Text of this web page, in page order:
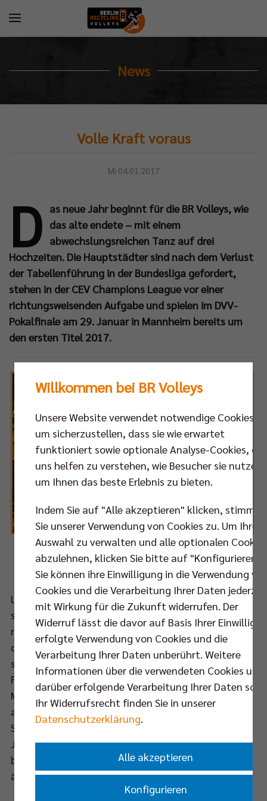
News
Volle Kraft voraus
Mi 04.01.2017
D as neue Jahr beginnt für die BR Volleys, wie
das alte endete – mit einem
abwechslungsreichen Tanz auf drei
Hochzeiten. Die Hauptstädter sind nach dem Verlust
der Tabellenführung in der Bundesliga gefordert,
stehen in der CEV Champions League vor einer
richtungsweisenden Aufgabe und spielen im DVV-
Pokalfinale am 29. Januar in Mannheim bereits um
den ersten Titel 2017.
Foto: Eckhard Herfet
Lange Zeit grüßten Kapitän Robert Kromm und
seine Mannschaft von der Bundesligaspitze,
rutschten aber nach den Weihnachtsfeiertagen auf
den dritten Rang ab. Während die Hauptstädter
spielfrei waren, zogen sowohl der VfB
Friedrichshafen als auch die United Volleys Rhein-
Main mit nun jeweils einem Spiel mehr in der Tabelle
am Titelverteidiger vorbei. Um den Platz an der
Sonne zurück zu erobern, wäre ein erfolgreicher
Jahresauftakt am Sonntag (08. Jan um 16.00 Uhr)
beim Heimspiel gegen den TV Ingersoll Bühl also
äußerst wertvoll.
Willkommen bei BR Volleys
Unsere Website verwendet notwendige Cookies,
um sicherzustellen, dass sie wie erwartet
funktioniert sowie optionale Analyse-Cookies, die
uns helfen zu verstehen, wie Besucher sie nutzen,
um Ihnen das beste Erlebnis zu bieten.
Indem Sie auf "Alle akzeptieren" klicken, stimmen
Sie unserer Verwendung von Cookies zu. Um Ihre
Auswahl zu verwalten und alle optionalen Cookies
abzulehnen, klicken Sie bitte auf "Konfigurieren".
Sie können ihre Einwilligung in die Verwendung
Cookies und die Verarbeitung Ihrer Daten
mit Wirkung für die Zukunft widerrufen. Der
Widerruf lässt die davor auf Basis Ihrer
erfolgte Verwendung von Cookies und die
Verarbeitung Ihrer Daten unberührt. Weitere
Informationen über die verwendeten Cookies und
darüber erfolgende Verarbeitung Ihrer Daten
Ihr Widerrufsrecht finden Sie in unserer
Datenschutzerklärung.
Alle akzeptieren
Konfigurieren